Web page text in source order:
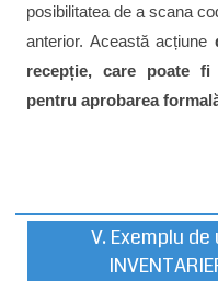
posibilitatea de a scana
anterior. Această acțiune
recepție, care poate fi
pentru aprobarea
V. Exemplu